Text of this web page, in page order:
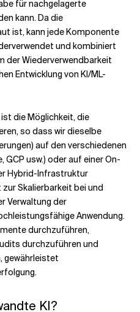
für nachgelagerte
kann. Da die
ist, kann jede Komponente
und kombiniert
der Wiederverwendbarkeit
Entwicklung von KI/ML-
die Möglichkeit, die
so dass wir dieselbe
auf den verschiedenen
usw.) oder auf einer On-
Hybrid-Infrastruktur
Skalierbarkeit bei und
Verwaltung der
Anwendung.
durchzuführen,
durchzuführen und
gewährleistet
KI?